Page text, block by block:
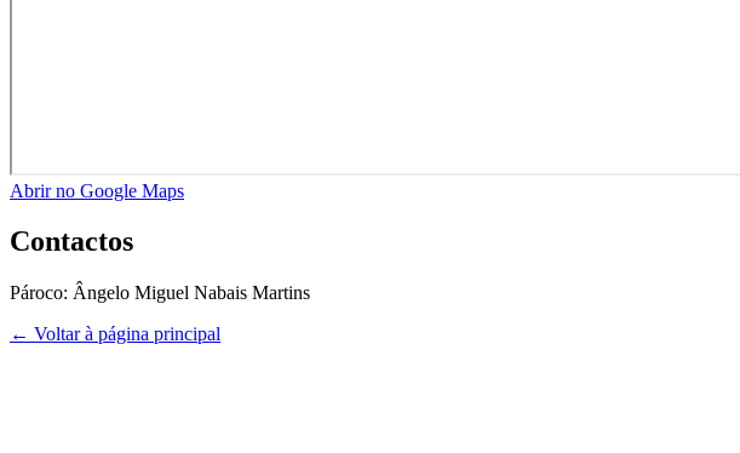
Abrir no Google Maps
Contactos
Pároco: Ângelo Miguel Nabais Martins
← Voltar à página principal